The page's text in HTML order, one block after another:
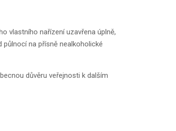
vlastního nařízení uzavřena úplně,
na přísně nealkoholické
důvěru veřejnosti k dalším